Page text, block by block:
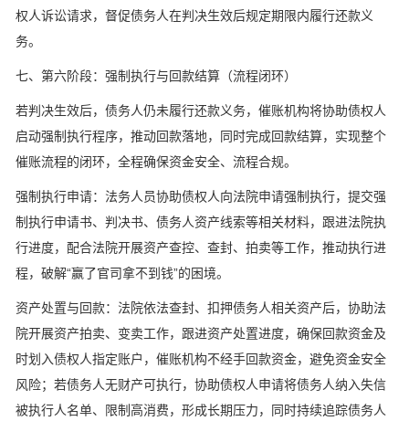
权人诉讼请求，督促债务人在判决生效后规定期限内履行还款义
务。
七、第六阶段：强制执行与回款结算（流程闭环）
若判决生效后，债务人仍未履行还款义务，催账机构将协助债权人
启动强制执行程序，推动回款落地，同时完成回款结算，实现整个
催账流程的闭环，全程确保资金安全、流程合规。
强制执行申请：法务人员协助债权人向法院申请强制执行，提交强
制执行申请书、判决书、债务人资产线索等相关材料，跟进法院执
行进度，配合法院开展资产查控、查封、拍卖等工作，推动执行进
程，破解“赢了官司拿不到钱”的困境。
资产处置与回款：法院依法查封、扣押债务人相关资产后，协助法
院开展资产拍卖、变卖工作，跟进资产处置进度，确保回款资金及
时划入债权人指定账户，催账机构不经手回款资金，避免资金安全
风险；若债务人无财产可执行，协助债权人申请将债务人纳入失信
被执行人名单、限制高消费，形成长期压力，同时持续追踪债务人